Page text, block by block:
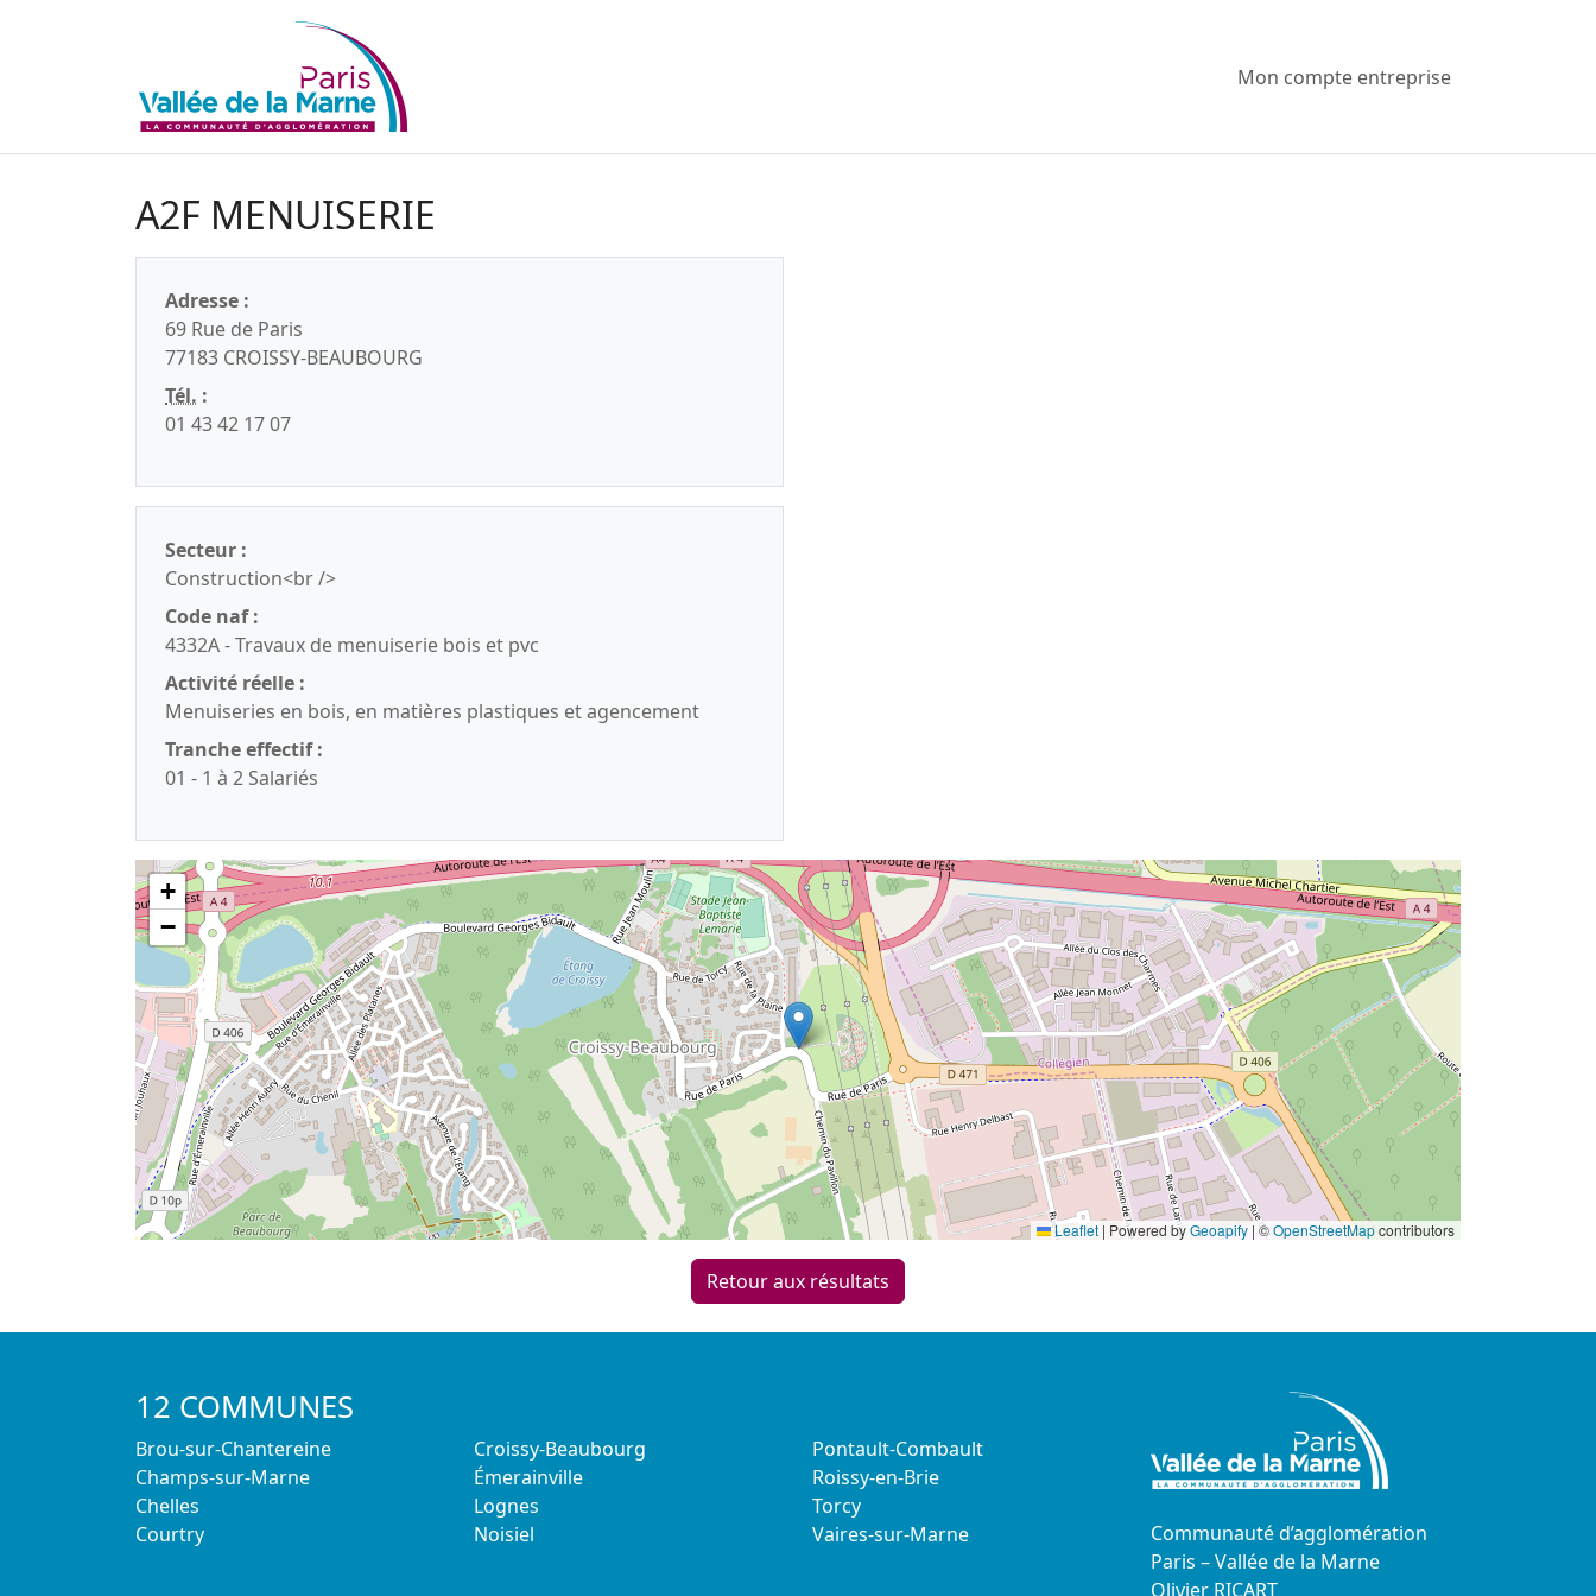
Mon compte entreprise
A2F MENUISERIE
Adresse :
69 Rue de Paris
77183 CROISSY-BEAUBOURG
Tél. :
01 43 42 17 07
Secteur :
Construction<br />
Code naf :
4332A - Travaux de menuiserie bois et pvc
Activité réelle :
Menuiseries en bois, en matières plastiques et agencement
Tranche effectif :
01 - 1 à 2 Salariés
+
−
Leaflet | Powered byGeoapify | ©OpenStreetMapcontributors
Retour aux résultats
12 COMMUNES
Brou-sur-Chantereine
Champs-sur-Marne
Chelles
Courtry
Croissy-Beaubourg
Émerainville
Lognes
Noisiel
Pontault-Combault
Roissy-en-Brie
Torcy
Vaires-sur-Marne
Communauté d’agglomération
Paris – Vallée de la Marne
Olivier RICART